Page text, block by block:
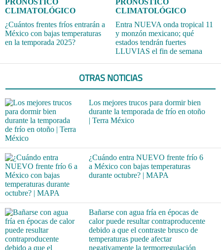
CLIMATOLÓGICO
¿Cuántos frentes fríos entrarán a
México con bajas temperaturas
en la temporada 2025?
CLIMATOLÓGICO
Entra NUEVA onda tropical 11
y monzón mexicano; qué
estados tendrán fuertes
LLUVIAS el fin de semana
OTRAS NOTICIAS
Los mejores trucos para dormir bien
durante la temporada de frío en otoño
| Terra México
¿Cuándo entra NUEVO frente frío 6
a México con bajas temperaturas
durante octubre? | MAPA
Bañarse con agua fría en épocas de
calor puede resultar contraproducente
debido a que el contraste brusco de
temperaturas puede afectar
negativamente la termorregulación